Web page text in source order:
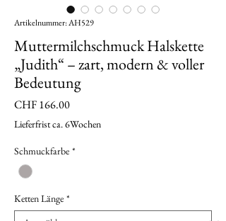
Artikelnummer: AH529
Muttermilchschmuck Halskette
„Judith“ – zart, modern & voller
Bedeutung
CHF 166.00Preis
Lieferfrist ca. 6Wochen
Schmuckfarbe *
Ketten Länge *